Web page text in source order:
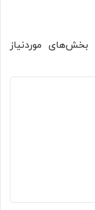
بخش‌های موردنیاز